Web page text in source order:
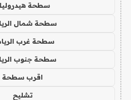
سطحة
سطحة شمال
سطحة غرب
سطحة جنوب
اقرب سطحة
تشليح